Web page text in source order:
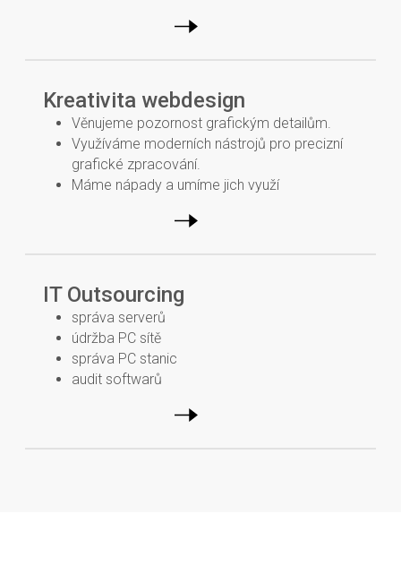
Kreativita webdesign
Věnujeme pozornost grafickým detailům.
Využíváme moderních nástrojů pro precizní
grafické zpracování.
Máme nápady a umíme jich využí
IT Outsourcing
správa serverů
údržba PC sítě
správa PC stanic
audit softwarů